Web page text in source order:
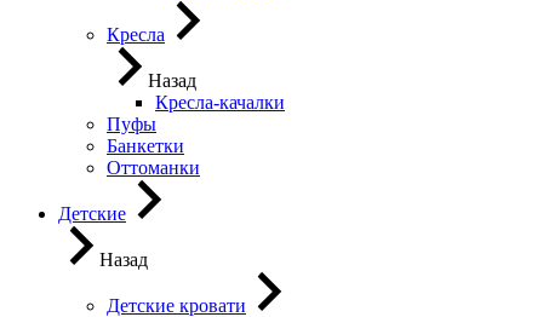
Кресла
Назад
Кресла-качалки
Пуфы
Банкетки
Оттоманки
Детские
Назад
Детские кровати